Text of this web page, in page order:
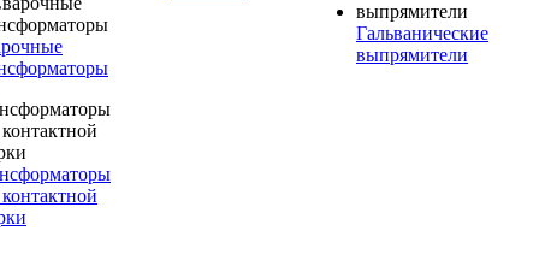
Гальванические
выпрямители